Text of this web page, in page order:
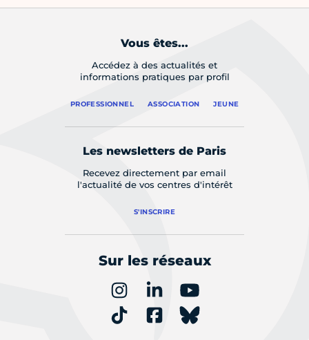
Vous êtes...
Accédez à des actualités et
informations pratiques par profil
PROFESSIONNEL ASSOCIATION JEUNE
Les newsletters de Paris
Recevez directement par email
l'actualité de vos centres d'intérêt
S'INSCRIRE
Sur les réseaux